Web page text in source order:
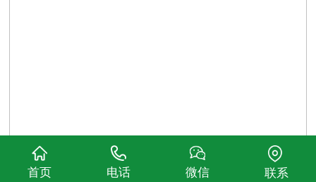
首页 电话 微信 联系